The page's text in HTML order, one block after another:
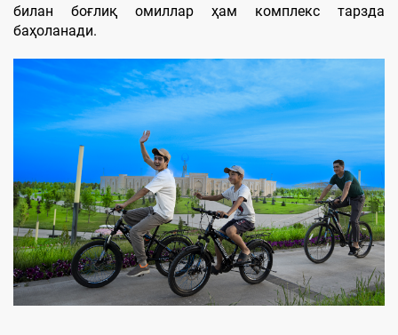
билан боғлиқ омиллар ҳам комплекс тарзда
баҳоланади.